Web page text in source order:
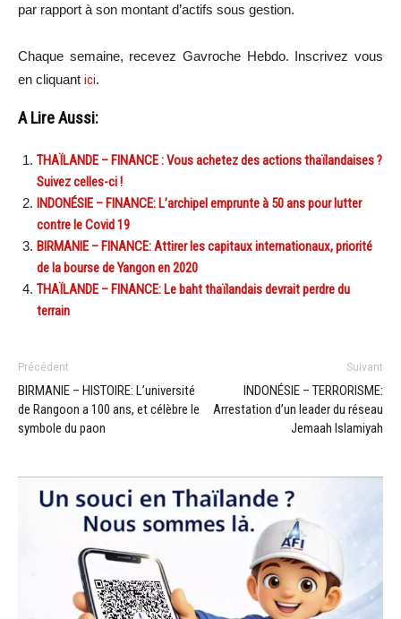
par rapport à son montant d’actifs sous gestion.
Chaque semaine, recevez Gavroche Hebdo. Inscrivez vous
en cliquant ici.
A Lire Aussi:
THAÏLANDE – FINANCE : Vous achetez des actions thaïlandaises ?
Suivez celles-ci !
INDONÉSIE – FINANCE: L’archipel emprunte à 50 ans pour lutter
contre le Covid 19
BIRMANIE – FINANCE: Attirer les capitaux internationaux, priorité
de la bourse de Yangon en 2020
THAÏLANDE – FINANCE: Le baht thaïlandais devrait perdre du
terrain
Précédent
BIRMANIE – HISTOIRE: L’université
de Rangoon a 100 ans, et célèbre le
symbole du paon
Suivant
INDONÉSIE – TERRORISME:
Arrestation d’un leader du réseau
Jemaah Islamiyah